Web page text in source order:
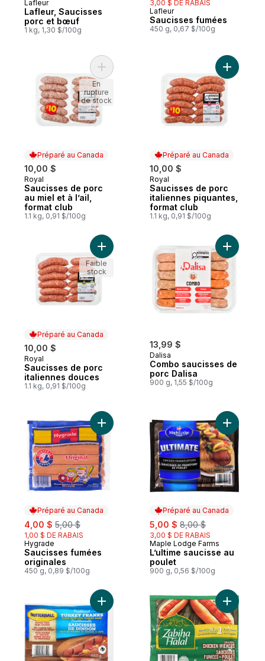
Préparé au Canada
Lafleur
Lafleur, Saucisses
porc et bœuf
1 kg, 1,30 $/100g
3,00 $ DE RABAIS
Préparé au Canada
Lafleur
Saucisses fumées
450 g, 0,67 $/100g
Préparé au Canada
10,00 $
Préparé au Canada
Royal
Saucisses de porc
au miel et à l’ail,
format club
1.1 kg, 0,91 $/100g
Ajouter Saucisses de porc au miel et à
En
rupture
de stock
Préparé au Canada
10,00 $
Préparé au Canada
Royal
Saucisses de porc
italiennes piquantes,
format club
1.1 kg, 0,91 $/100g
Ajouter
Préparé au Canada
10,00 $
Préparé au Canada
Royal
Saucisses de porc
italiennes douces
1.1 kg, 0,91 $/100g
Ajouter Saucisses de porc italiennes
Faible
stock
13,99 $
Dalisa
Combo saucisses de
porc Dalisa
900 g, 1,55 $/100g
Ajouter
Préparé au Canada
sale:
4,00 $ , formerly:
5,00 $
1,00 $ DE RABAIS
Préparé au Canada
Hygrade
Saucisses fumées
originales
450 g, 0,89 $/100g
Ajouter Saucisses fumées originales au
Préparé au Canada
sale:
5,00 $ , formerly:
8,00 $
3,00 $ DE RABAIS
Préparé au Canada
Maple Lodge Farms
L’ultime saucisse au
poulet
900 g, 0,56 $/100g
Ajouter
Ajouter Saucisses fumées à la dinde au
Ajouter